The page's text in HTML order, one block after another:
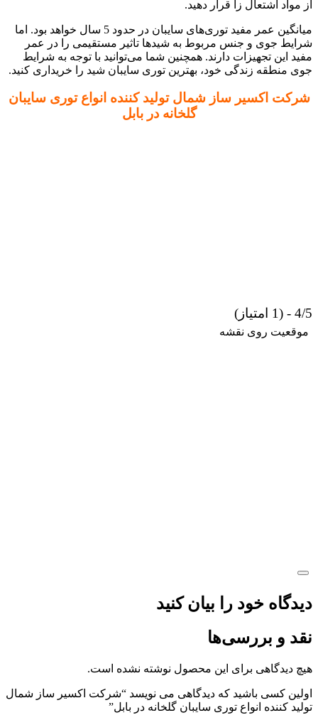
از مواد اشتعال زا قرار دهید.
میانگین عمر مفید توری‌های سایبان در حدود 5 سال خواهد بود. اما
شرایط جوی و جنس مربوط به شید‌ها تاثیر مستقیمی را در عمر
مفید این تجهیزات دارند. همچنین شما می‌توانید با توجه به شرایط
جوی منطقه زندگی خود، بهترین توری سایبان شید را خریداری کنید.
شرکت اکسیر ساز شمال تولید کننده انواع توری سایبان
گلخانه در بابل
4/5 - (1 امتیاز)
موقعیت روی نقشه
دیدگاه خود را بیان کنید
نقد و بررسی‌ها
هیچ دیدگاهی برای این محصول نوشته نشده است.
اولین کسی باشید که دیدگاهی می نویسد “شرکت اکسیر ساز شمال
تولید کننده انواع توری سایبان گلخانه در بابل”